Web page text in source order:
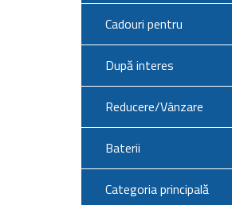
Cadouri pentru
După interes
Reducere/Vânzare
Baterii
Categoria principală